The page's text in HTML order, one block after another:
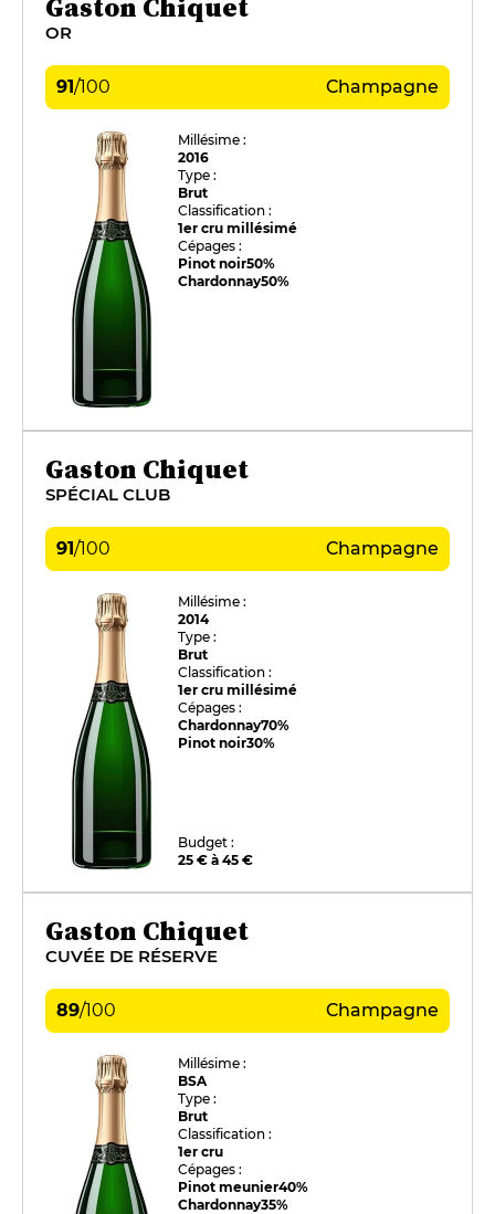
OR
91/100 Champagne
Millésime :
2016
Type :
Brut
Classification :
1er cru millésimé
Cépages :
Pinot noir50%
Chardonnay50%
Gaston Chiquet
SPÉCIAL CLUB
91/100 Champagne
Millésime :
2014
Type :
Brut
Classification :
1er cru millésimé
Cépages :
Chardonnay70%
Pinot noir30%
Budget :
25 € à 45 €
Gaston Chiquet
CUVÉE DE RÉSERVE
89/100 Champagne
Millésime :
BSA
Type :
Brut
Classification :
1er cru
Cépages :
Pinot meunier40%
Chardonnay35%